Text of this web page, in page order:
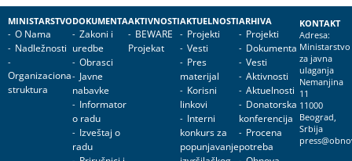
MINISTARSTVO
O Nama
Nadležnosti
Organizaciona
struktura
DOKUMENTA
Zakoni i
uredbe
Obrasci
Javne
nabavke
Informator
o radu
Izveštaj o
radu
AKTIVNOSTI
BEWARE
Projekat
AKTUELNOSTI
Projekti
Vesti
Pres
materijal
Korisni
linkovi
Interni
konkurs za
popunjavanje
ARHIVA
Projekti
Dokumenta
Vesti
Aktivnosti
Aktuelnosti
Donatorska
konferencija
Procena
potreba
KONTAKT
Adresa:
Ministarstvo
za javna
ulaganja
Nemanjina
11
11000
Beograd,
Srbija